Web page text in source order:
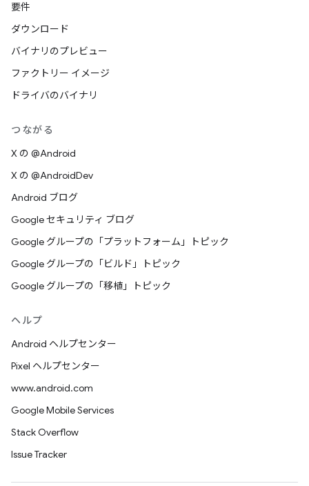
要件
ダウンロード
バイナリのプレビュー
ファクトリー イメージ
ドライバのバイナリ
つながる
X の @Android
X の @AndroidDev
Android ブログ
Google セキュリティ ブログ
Google グループの「プラットフォーム」トピック
Google グループの「ビルド」トピック
Google グループの「移植」トピック
ヘルプ
Android ヘルプセンター
Pixel ヘルプセンター
www.android.com
Google Mobile Services
Stack Overflow
Issue Tracker